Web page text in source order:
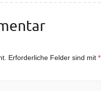
Erforderliche Felder sind mit*